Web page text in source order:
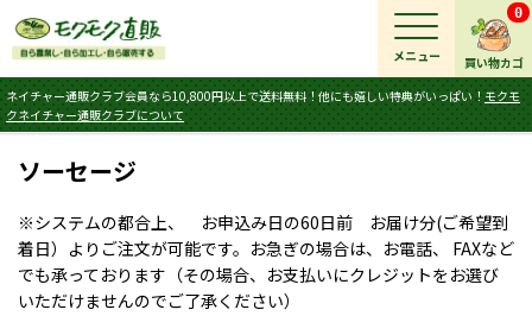
買い物カゴ
0
ネイチャー通販クラブ会員なら10,800円以上で送料無料！他にも嬉しい特典がいっぱい！ モクモ
クネイチャー通販クラブについて
メニュー
ソーセージ
※システムの都合上、 お申込み日の60日前 お届け分(ご希望到
着日）よりご注文が可能です。お急ぎの場合は、お電話、 FAXなど
でも承っております（その場合、お支払いにクレジットをお選び
いただけませんのでご了承ください）